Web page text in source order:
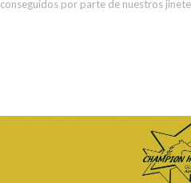
conseguidos por parte de nuestros